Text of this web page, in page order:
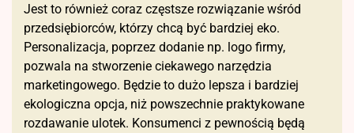
Jest to również coraz częstsze rozwiązanie wśród
przedsiębiorców, którzy chcą być bardziej eko.
Personalizacja, poprzez dodanie np. logo firmy,
pozwala na stworzenie ciekawego narzędzia
marketingowego. Będzie to dużo lepsza i bardziej
ekologiczna opcja, niż powszechnie praktykowane
rozdawanie ulotek. Konsumenci z pewnością będą